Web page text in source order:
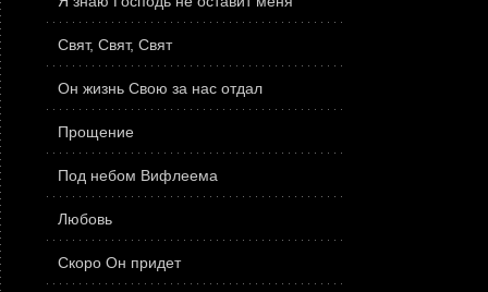
Свят, Свят, Свят
Он жизнь Свою за нас отдал
Прощение
Под небом Вифлеема
Любовь
Скоро Он придет